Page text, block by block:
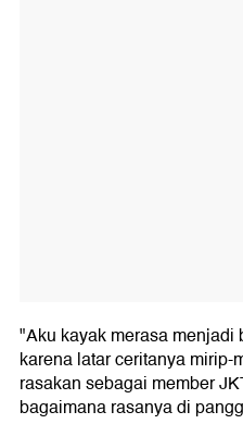
"Aku kayak merasa menjadi
karena latar ceritanya
rasakan sebagai member
bagaimana rasanya di